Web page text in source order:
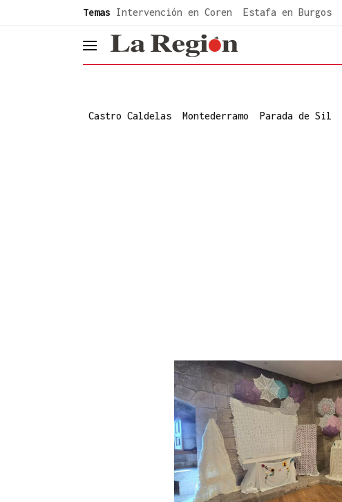
Temas Intervención en Coren Estafa en Burgos
header.menu.open
Castro Caldelas Montederramo Parada de Sil